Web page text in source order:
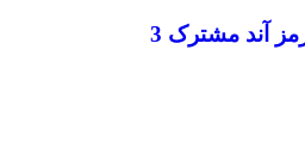
3361BS سون سگمنت قرمز آند مشترک 3